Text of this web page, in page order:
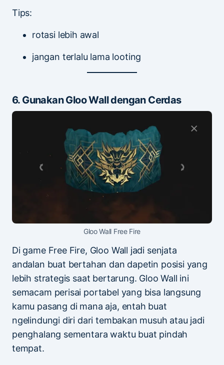
Tips:
rotasi lebih awal
jangan terlalu lama looting
6. Gunakan Gloo Wall dengan Cerdas
Gloo Wall Free Fire
Di game Free Fire, Gloo Wall jadi senjata
andalan buat bertahan dan dapetin posisi yang
lebih strategis saat bertarung. Gloo Wall ini
semacam perisai portabel yang bisa langsung
kamu pasang di mana aja, entah buat
ngelindungi diri dari tembakan musuh atau jadi
penghalang sementara waktu buat pindah
tempat.